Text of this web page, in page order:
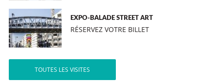
EXPO-BALADE STREET ART
RÉSERVEZ VOTRE BILLET
TOUTES LES VISITES